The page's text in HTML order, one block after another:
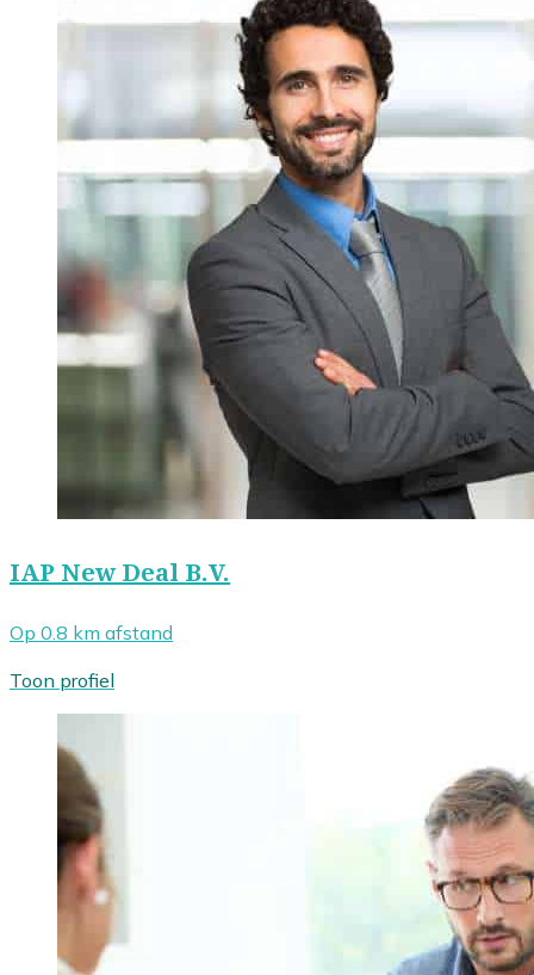
IAP New Deal B.V.
Op 0.8 km afstand
Toon profiel